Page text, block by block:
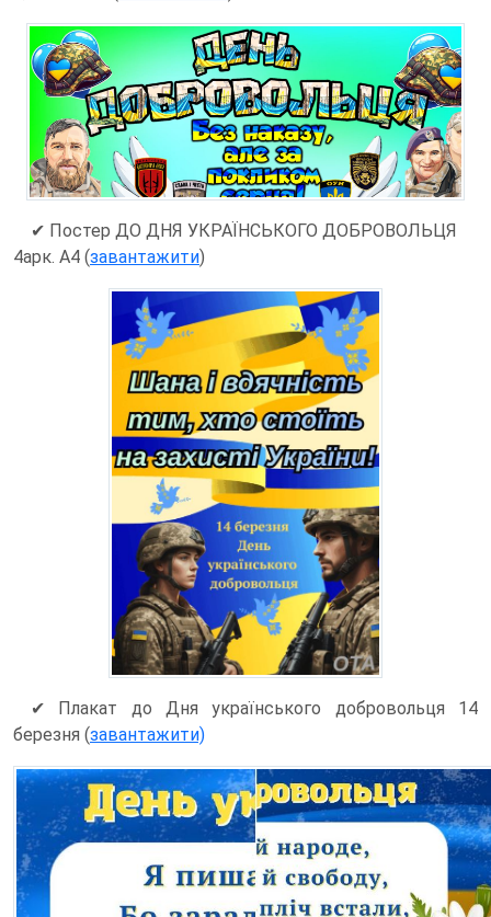
✔ Постер ДО ДНЯ УКРАЇНСЬКОГО ДОБРОВОЛЬЦЯ
4арк. А4 (завантажити)
✔ Плакат до Дня українського добровольця 14
березня (завантажити)